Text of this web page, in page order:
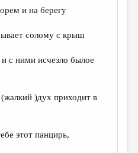
и на берегу
солому с крыш
и с ними исчезло былое
)дух приходит в
этот панцирь,